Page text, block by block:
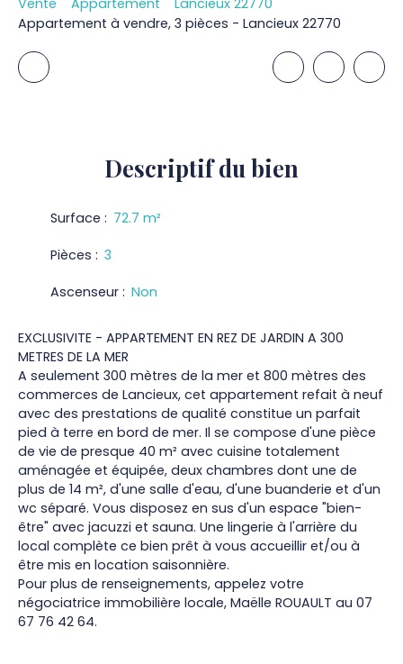
Vente Appartement
Lancieux 22770
Appartement à vendre, 3 pièces - Lancieux 22770
Descriptifdu bien
Surface : 72.7 m²
Pièces : 3
Ascenseur : Non
EXCLUSIVITE - APPARTEMENT EN REZ DE JARDIN A 300
METRES DE LA MER
A seulement 300 mètres de la mer et 800 mètres des
commerces de Lancieux, cet appartement refait à neuf
avec des prestations de qualité constitue un parfait
pied à terre en bord de mer. Il se compose d'une pièce
de vie de presque 40 m² avec cuisine totalement
aménagée et équipée, deux chambres dont une de
plus de 14 m², d'une salle d'eau, d'une buanderie et d'un
wc séparé. Vous disposez en sus d'un espace "bien-
être" avec jacuzzi et sauna. Une lingerie à l'arrière du
local complète ce bien prêt à vous accueillir et/ou à
être mis en location saisonnière.
Pour plus de renseignements, appelez votre
négociatrice immobilière locale, Maëlle ROUAULT au 07
67 76 42 64.